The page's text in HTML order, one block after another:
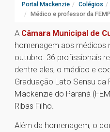
Portal Mackenzie Colégios
Médico e professor da
A Câmara Municipal de
homenagem aos médicos
outubro. 36 profissionais
dentre eles, o médico e
Graduação Lato Sensu da
Mackenzie do Paraná
Ribas Filho.
Além da homenagem, o